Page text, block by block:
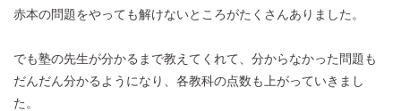
赤本の問題をやっても解けないところがたくさんありました。
でも塾の先生が分かるまで教えてくれて、分からなかった問題も
だんだん分かるようになり、各教科の点数も上がっていきまし
た。